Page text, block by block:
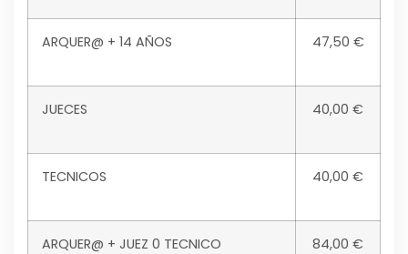
ARQUER@ + 14 AÑOS 47,50 €
JUECES 40,00 €
TECNICOS 40,00 €
ARQUER@ + JUEZ 0 TECNICO 84,00 €